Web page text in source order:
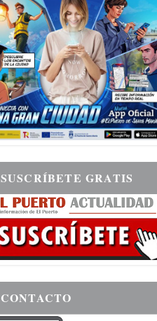
SUSCRÍBETE GRATIS
CONTACTO